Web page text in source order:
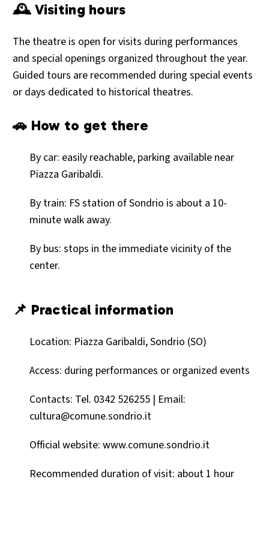
🕰️ Visiting hours
The theatre is open for visits during performances
and special openings organized throughout the year.
Guided tours are recommended during special events
or days dedicated to historical theatres.
🚗 How to get there
By car: easily reachable, parking available near
Piazza Garibaldi.
By train: FS station of Sondrio is about a 10-
minute walk away.
By bus: stops in the immediate vicinity of the
center.
📌 Practical information
Location: Piazza Garibaldi, Sondrio (SO)
Access: during performances or organized events
Contacts: Tel. 0342 526255 | Email:
cultura@comune.sondrio.it
Official website: www.comune.sondrio.it
Recommended duration of visit: about 1 hour